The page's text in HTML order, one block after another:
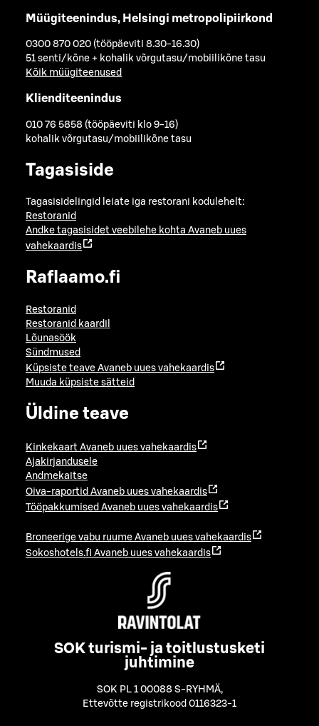
Müügiteenindus, Helsingi metropolipiirkond
0300 870 020 (tööpäeviti 8.30-16.30)
51 senti/kõne + kohalik võrgutasu/mobiilikõne tasu
Kõik müügiteenused
Klienditeenindus
010 76 5858 (tööpäeviti klo 9-16)
kohalik võrgutasu/mobiilikõne tasu
Tagasiside
Tagasisidelingid leiate iga restorani kodulehelt:
Restoranid
Andke tagasisidet veebilehe kohta Avaneb uues
vahekaardis
Raflaamo.fi
Restoranid
Restoranid kaardil
Lõunasöök
Sündmused
Küpsiste teave Avaneb uues vahekaardis
Muuda küpsiste sätteid
Üldine teave
Kinkekaart Avaneb uues vahekaardis
Ajakirjandusele
Andmekaitse
Oiva-raportid Avaneb uues vahekaardis
Tööpakkumised Avaneb uues vahekaardis
Broneerige vabu ruume Avaneb uues vahekaardis
Sokoshotels.fi Avaneb uues vahekaardis
SOK turismi- ja toitlustusketi
juhtimine
SOK PL 1 00088 S-RYHMÄ,
Ettevõtte registrikood 0116323-1